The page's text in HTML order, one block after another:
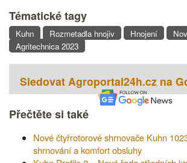
Tématické tagy
Kuhn Rozmetadla hnojiv Hnojení
Agritechnica 2023
Sledovat Agroportal24h.cz na
Přečtěte si také
Nové čtyřrotorové shrnovače Kuhn
shrnování a komfort obsluhy